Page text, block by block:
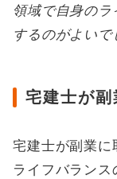
領域で自身の
するのがよいで
宅建士が
宅建士が副業に
ライフバラン